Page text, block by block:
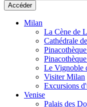
Accéder
Milan
La Cène de
Cathédrale
Le Vignoble
Visiter Milan
Excursions
Venise
Palais des